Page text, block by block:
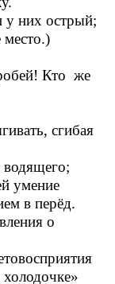
них острый;
Кто же
сгибая
водящего;
умение
в перёд.
о
холодочке»